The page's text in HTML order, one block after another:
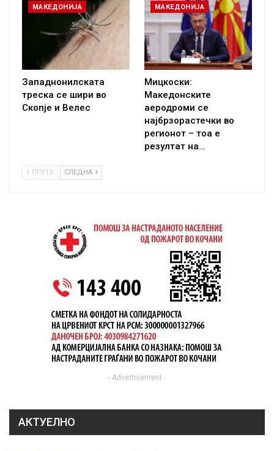
МАКЕДОНИЈА
Западнонилската
треска се шири во
Скопје и Велес
МАКЕДОНИЈА
Мицкоски:
Македонските
аеродроми се
најбрзорастечки во
регионот – тоа е
резултат на…
ПРЕТХ СЛЕДНА
- Advertisement -
АКТУЕЛНО